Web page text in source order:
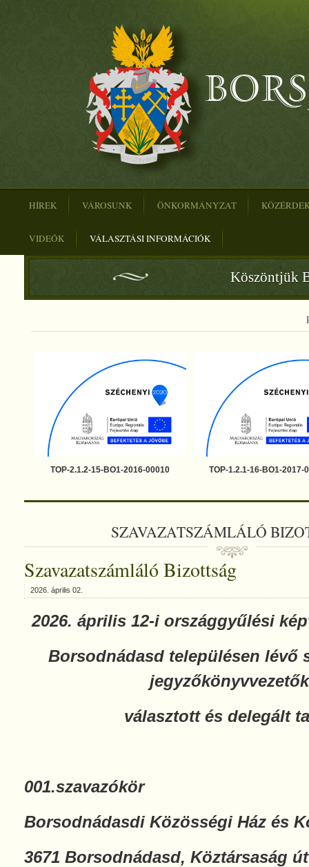
HÍREK VÁROSUNK ÖNKORMÁNYZAT
VIDEÓK VÁLASZTÁSI INFORMÁCIÓK
Köszöntjük
TOP-2.1.2-15-BO1-2016-00010 TOP-1.2.1-16-BO1-2017-
SZAVAZATSZÁMLÁLÓ
Szavazatszámláló Bizottság
2026. április 02.
2026. április 12-i országgyűlési
Borsodnádasd településen lévő
választott és delegált
001.szavazókör
Borsodnádasdi Közösségi Ház és
3671 Borsodnádasd, Köztársaság